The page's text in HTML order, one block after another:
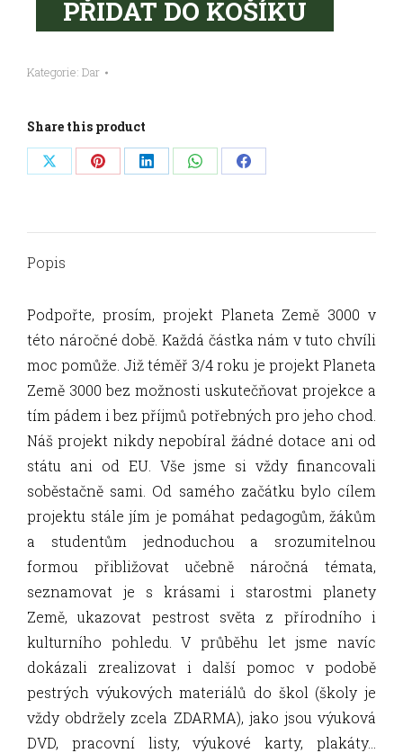
PŘIDAT DO KOŠÍKU
Kategorie: Dar
Share this product
Share Share Share Share Share
Popis
Podpořte, prosím, projekt Planeta Země 3000 v
této náročné době. Každá částka nám v tuto chvíli
moc pomůže. Již téměř 3/4 roku je projekt Planeta
Země 3000 bez možnosti uskutečňovat projekce a
tím pádem i bez příjmů potřebných pro jeho chod.
Náš projekt nikdy nepobíral žádné dotace ani od
státu ani od EU. Vše jsme si vždy financovali
soběstačně sami. Od samého začátku bylo cílem
projektu stále jím je pomáhat pedagogům, žákům
a studentům jednoduchou a srozumitelnou
formou přibližovat učebně náročná témata,
seznamovat je s krásami i starostmi planety
Země, ukazovat pestrost světa z přírodního i
kulturního pohledu. V průběhu let jsme navíc
dokázali zrealizovat i další pomoc v podobě
pestrých výukových materiálů do škol (školy je
vždy obdržely zcela ZDARMA), jako jsou výuková
DVD, pracovní listy, výukové karty, plakáty…